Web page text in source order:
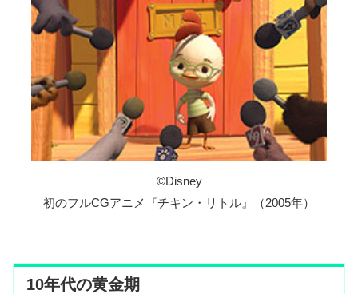
©️Disney
初のフルCGアニメ『チキン・リトル』（2005年）
10年代の黄金期